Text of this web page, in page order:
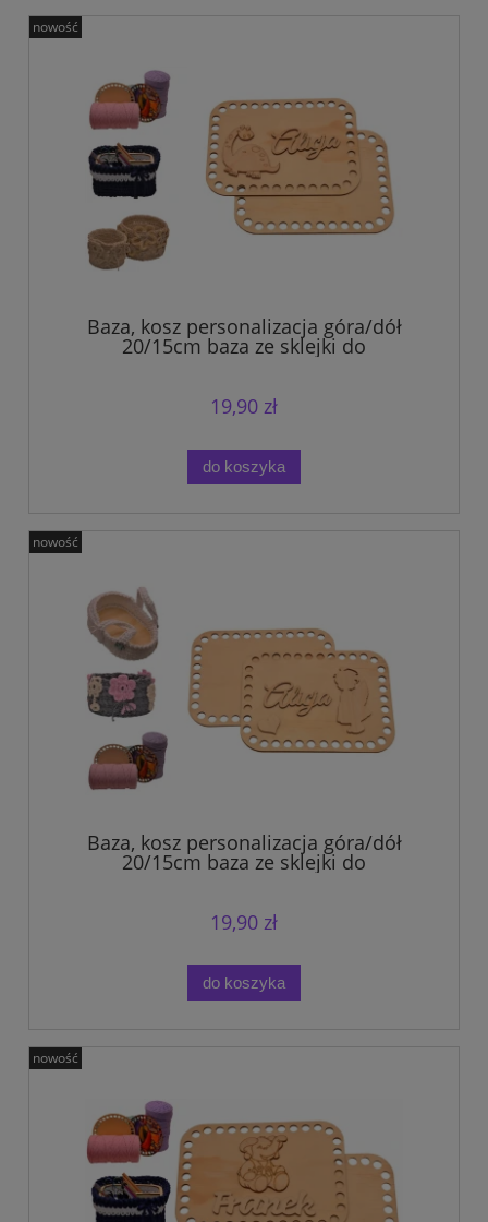
Baza, kosz personalizacja góra/dół
20/15cm baza ze sklejki do
19,90 zł
do koszyka
nowość
Baza, kosz personalizacja góra/dół
20/15cm baza ze sklejki do
19,90 zł
do koszyka
nowość
nowość